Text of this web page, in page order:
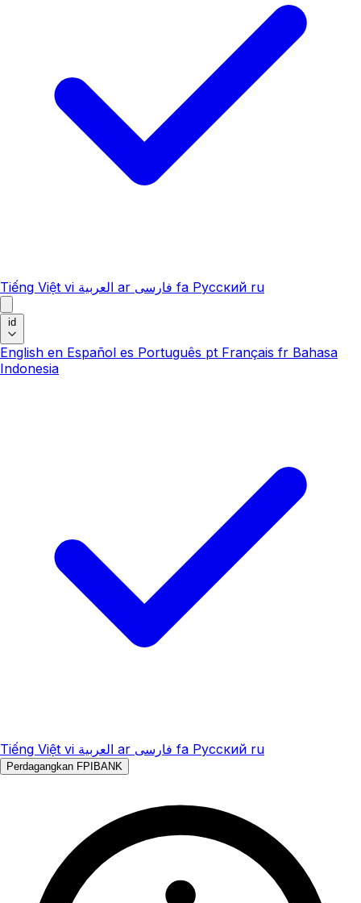
Tiếng Việt vi العربية ar فارسی fa Русский ru
id
English en Español es Português pt Français fr Bahasa
Indonesia
Tiếng Việt vi العربية ar فارسی fa Русский ru
Perdagangkan FPIBANK